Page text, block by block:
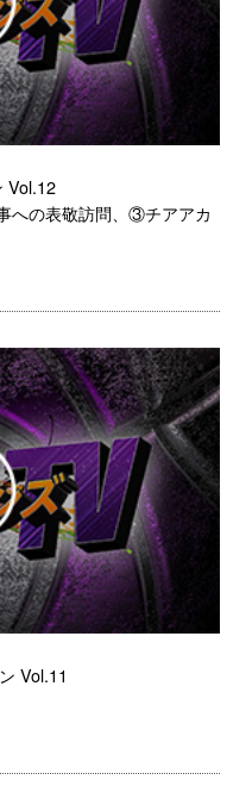
Vol.12
への表敬訪問、③チアアカ
Vol.11